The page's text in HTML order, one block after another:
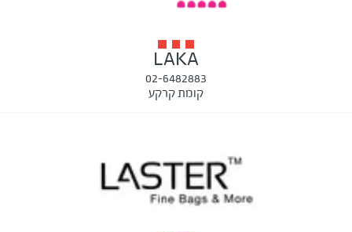
LAKA
02-6482883
קומת קרקע